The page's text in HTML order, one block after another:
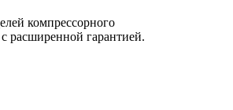
компрессорного
расширенной гарантией.